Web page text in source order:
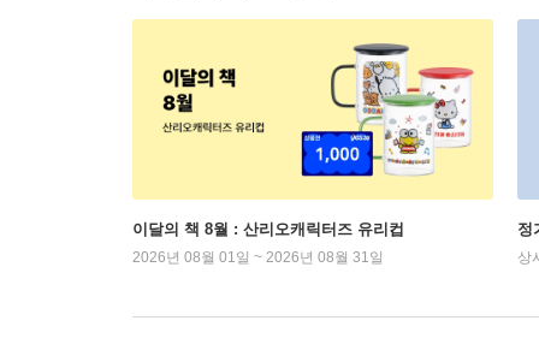
이달의 책 8월 : 산리오캐릭터즈 유리컵
2026년 08월 01일 ~ 2026년 08월 31일
정
상